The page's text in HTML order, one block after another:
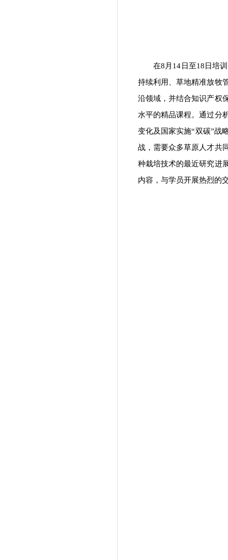
在8月14日至18日培
持续利用、草地精准放牧
沿领域，并结合知识产权
水平的精品课程。通过分
变化及国家实施“双碳”战
战，需要众多草原人才共
种栽培技术的最近研究进
内容，与学员开展热烈的